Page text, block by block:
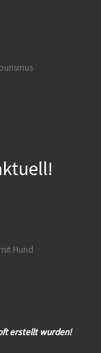
Hund
erstellt wurden!